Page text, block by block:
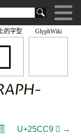
GlyphWiki
的字型
U+25CC9 𥳉 →